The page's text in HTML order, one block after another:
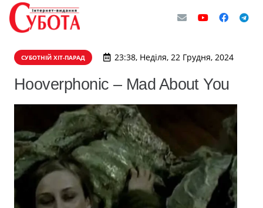
СУБОТНІЙ ХІТ-ПАРАД 23:38, Неділя, 22 Грудня, 2024
Hooverphonic – Mad About You